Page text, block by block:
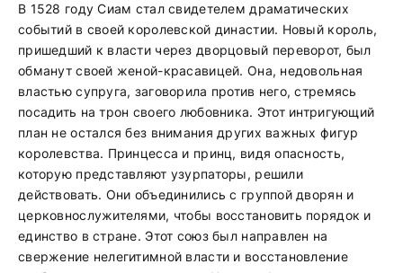
В 1528 году Сиам стал свидетелем драматических
событий в своей королевской династии. Новый король,
пришедший к власти через дворцовый переворот, был
обманут своей женой-красавицей. Она, недовольная
властью супруга, заговорила против него, стремясь
посадить на трон своего любовника. Этот интригующий
план не остался без внимания других важных фигур
королевства. Принцесса и принц, видя опасность,
которую представляют узурпаторы, решили
действовать. Они объединились с группой дворян и
церковнослужителями, чтобы восстановить порядок и
единство в стране. Этот союз был направлен на
свержение нелегитимной власти и восстановление